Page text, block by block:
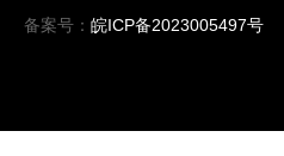
备案号： 皖ICP备2023005497号